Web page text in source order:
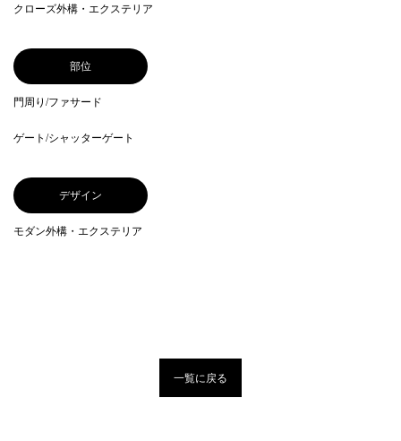
クローズ外構・エクステリア
部位
門周り/ファサード
ゲート/シャッターゲート
デザイン
モダン外構・エクステリア
一覧に戻る